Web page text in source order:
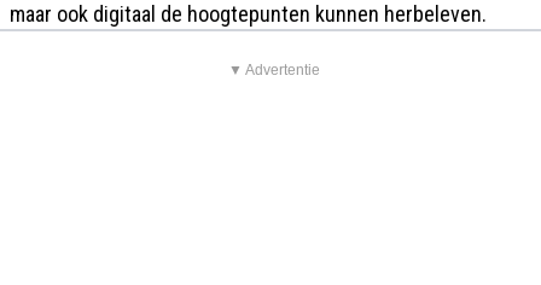
maar ook digitaal de hoogtepunten kunnen herbeleven.
▼ Advertentie